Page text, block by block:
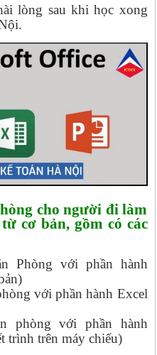
lòng sau khi học xong
cho người đi làm
cơ bản, gồm có các
Phòng với phần hành
với phần hành Excel
phòng với phần hành
trình trên máy chiếu)